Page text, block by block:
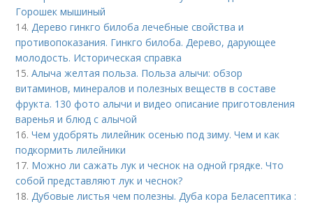
Горошек мышиный
14.Дерево гинкго билоба лечебные свойства и
противопоказания. Гинкго билоба. Дерево, дарующее
молодость. Историческая справка
15.Алыча желтая польза. Польза алычи: обзор
витаминов, минералов и полезных веществ в составе
фрукта. 130 фото алычи и видео описание приготовления
варенья и блюд с алычой
16.Чем удобрять лилейник осенью под зиму. Чем и как
подкормить лилейники
17. Можно ли сажать лук и чеснок на одной грядке. Что
собой представляют лук и чеснок?
18.Дубовые листья чем полезны. Дуба кора Беласептика :